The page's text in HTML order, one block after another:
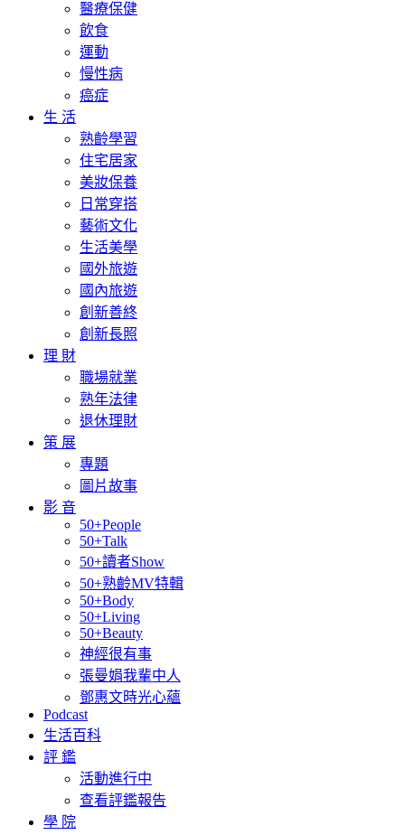
醫療保健
飲食
運動
慢性病
癌症
生 活
熟齡學習
住宅居家
美妝保養
日常穿搭
藝術文化
生活美學
國外旅遊
國內旅遊
創新善終
創新長照
理 財
職場就業
熟年法律
退休理財
策 展
專題
圖片故事
影 音
50+People
50+Talk
50+讀者Show
50+熟齡MV特輯
50+Body
50+Living
50+Beauty
神經很有事
張曼娟我輩中人
鄧惠文時光心蘊
Podcast
生活百科
評 鑑
活動進行中
查看評鑑報告
學 院